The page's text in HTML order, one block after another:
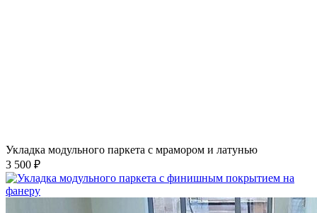
Укладка модульного паркета с мрамором и латунью
3 500 ₽